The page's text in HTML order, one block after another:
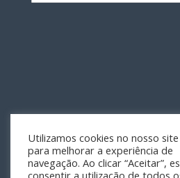
Utilizamos cookies no nosso site
para melhorar a experiência de
navegação. Ao clicar “Aceitar”,
consentir a utilização de todos